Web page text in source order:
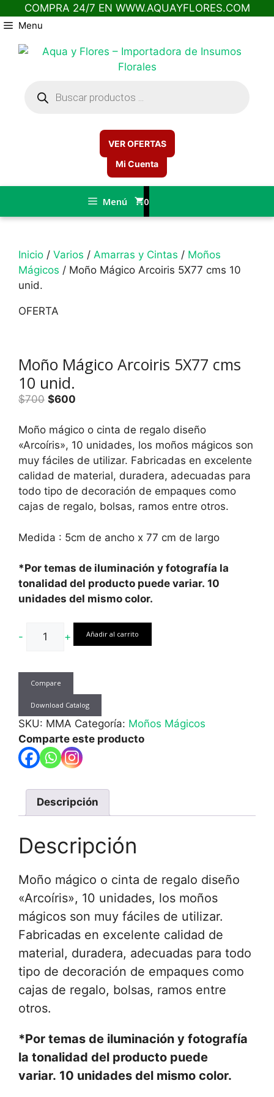
COMPRA 24/7 EN WWW.AQUAYFLORES.COM
Saltar
contenido
Menu
productos
VER OFERTAS
Mi Cuenta
Menú 0
Inicio / Varios / Amarras y Cintas / Moños
Mágicos / Moño Mágico Arcoiris 5X77 cms 10
unid.
OFERTA
Moño Mágico Arcoiris 5X77 cms
10 unid.
$700 El
original
era:
$700.
$600
actual
es:
$600.
Moño mágico o cinta de regalo diseño
«Arcoíris», 10 unidades, los moños mágicos son
muy fáciles de utilizar. Fabricadas en excelente
calidad de material, duradera, adecuadas para
todo tipo de decoración de empaques como
cajas de regalo, bolsas, ramos entre otros.
Medida : 5cm de ancho x 77 cm de largo
*Por temas de iluminación y fotografía la
tonalidad del producto puede variar. 10
unidades del mismo color.
-
Mágico
5X77
10
unid.
cantidad
+ Añadir al carrito
Compare
Download Catalog
SKU: MMA Categoría: Moños Mágicos
Comparte este producto
Descripción
Descripción
Moño mágico o cinta de regalo diseño
«Arcoíris», 10 unidades, los moños
mágicos son muy fáciles de utilizar.
Fabricadas en excelente calidad de
material, duradera, adecuadas para todo
tipo de decoración de empaques como
cajas de regalo, bolsas, ramos entre
otros.
*Por temas de iluminación y fotografía
la tonalidad del producto puede
variar. 10 unidades del mismo color.